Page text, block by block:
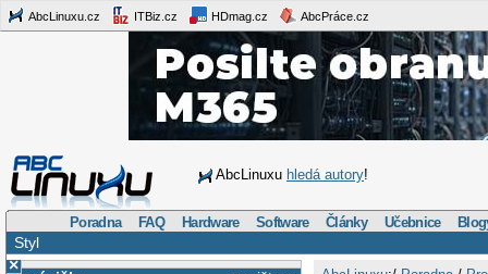
AbcLinuxu.cz ITBiz.cz HDmag.cz AbcPráce.cz
AbcLinuxu hledá autory!
Poradna FAQ Hardware Software Články Učebnice
Styl
×